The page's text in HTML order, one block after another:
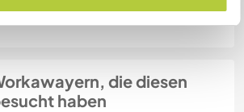
die diesen
haben